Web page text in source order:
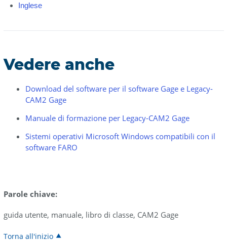
Inglese
Vedere anche
Download del software per il software Gage e Legacy-
CAM2 Gage
Manuale di formazione per Legacy-CAM2 Gage
Sistemi operativi Microsoft Windows compatibili con il
software FARO
Parole chiave:
guida utente, manuale, libro di classe, CAM2 Gage
Torna all'inizio